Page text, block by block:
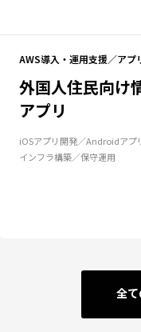
AWS導入・運用支援 アプ
外国人住民向け
アプリ
iOSアプリ開発 Androidアプ
インフラ構築
保守運用
全